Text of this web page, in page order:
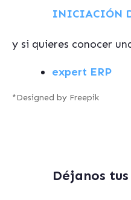
INICIACIÓN
y si quieres conocer
expert ERP
*Designed by Freepik
Déjanos